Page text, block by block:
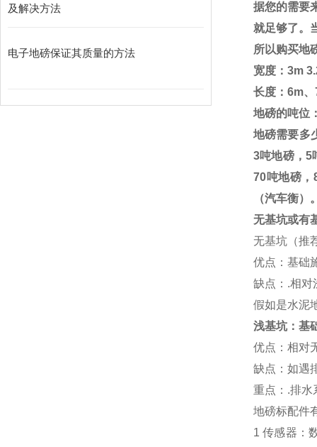
及解决方法
电子地磅保证其质量的方法
据您的需要
就足够了。
所以购买地
宽度： 3m
长度： 6m、
地磅的吨位
地磅需要多
3吨地磅， 5
70吨地磅，
（汽车衡
无基坑或有
无基坑（推
优点：基础
缺点： .相对
假如是水泥
浅基坑：基
优点：相对
缺点：如遇
重点： .排水
地磅标配件
1传感器：